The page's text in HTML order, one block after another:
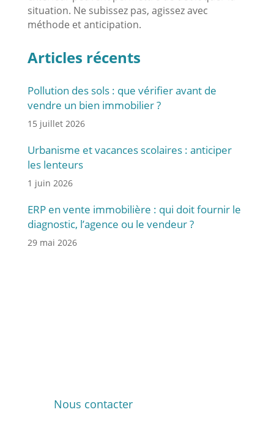
situation. Ne subissez pas, agissez avec
méthode et anticipation.
Articles récents
Pollution des sols : que vérifier avant de
vendre un bien immobilier ?
15 juillet 2026
Urbanisme et vacances scolaires : anticiper
les lenteurs
1 juin 2026
ERP en vente immobilière : qui doit fournir le
diagnostic, l’agence ou le vendeur ?
29 mai 2026
Nous contacter